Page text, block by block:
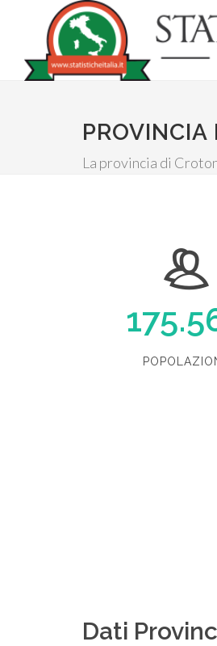
PROVINCIA
La provincia di
Dati